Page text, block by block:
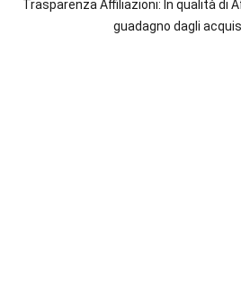
Trasparenza Affiliazioni: In qualità di
guadagno dagli